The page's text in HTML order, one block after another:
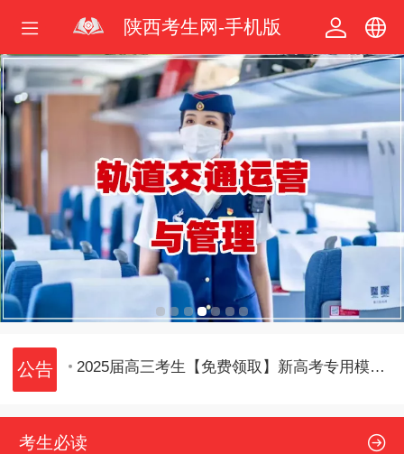
陕西考生网-手机版
中文
繁体
2025届高三考生【免费领取】新高考专用模拟志愿填报体验卡
2025届高三考生【免费领取】新高考专用模拟志愿填报体验卡
考生必读